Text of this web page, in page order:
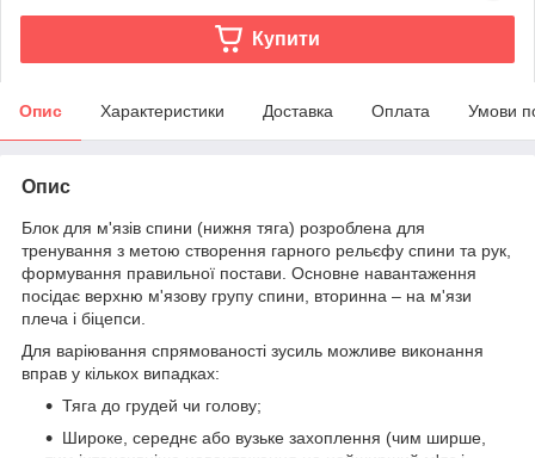
Купити
Опис Характеристики Доставка Оплата Умови
Опис
Блок для м'язів спини (нижня тяга) розроблена для
тренування з метою створення гарного рельєфу спини та рук,
формування правильної постави. Основне навантаження
посідає верхню м'язову групу спини, вторинна – на м'язи
плеча і біцепси.
Для варіювання спрямованості зусиль можливе виконання
вправ у кількох випадках:
Тяга до грудей чи голову;
Широке, середнє або вузьке захоплення (чим ширше,